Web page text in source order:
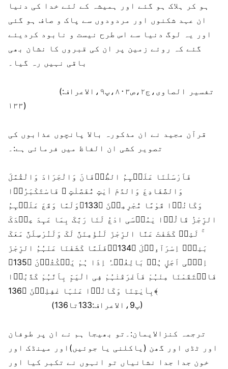
ہو کر ہلاک ہو گئے اور ہمیشہ کے لئے خدا کی دنیا
ان عہد شکنوں اور مردودوں سے پاک و صاف ہو گئی
اور یہ لوگ دنیا سے اس طرح نیست و نابود کردیئے
گئے کہ روئے زمین پر ان کی قبروں کا نشان بھی
باقی نہیں رہ گیا۔
(تفسیر الصاوی،ج۲،ص۸۰۳،پ۹،الاعراف:
۱۳۳)
قرآن مجید نے ان مذکورہ بالا پانچوں عذابوں کی
تصویر کشی ان الفاظ میں فرمائی ہے:۔
فَاَرْسَلْنَا عَلَیۡہِمُ الطُّوۡفَانَ وَالْجَرَادَ وَالْقُمَّلَ
وَالضَّفَادِعَ وَالدَّمَ اٰیٰتٍ مُّفَصَّلٰتٍ ۟ فَاسْتَکْبَرُوۡا
وَکَانُوۡا قَوْمًا مُّجْرِمِیۡنَ ﴿133﴾وَلَمَّا وَقَعَ عَلَیۡہِمُ
الرِّجْزُ قَالُوۡا یٰمُوۡسَی ادْعُ لَنَا رَبَّکَ بِمَا عَہِدَ عِنۡدَکَ
ۚ لَئِنۡ کَشَفْتَ عَنَّا الرِّجْزَ لَنُؤْمِنَنَّ لَکَ وَلَنُرْسِلَنَّ مَعَکَ
بَنِیۡۤ اِسْرَآءِیۡلَ ﴿134﴾ۚفَلَمَّا کَشَفْنَا عَنْہُمُ الرِّجْزَ
اِلٰۤی اَجَلٍ ہُمۡ بَالِغُوۡہُ اِذَا ہُمْ یَنۡکُثُوۡنَ ﴿135﴾
فَانۡتَقَمْنَا مِنْہُمْ فَاَغْرَقْنٰہُمْ فِی الْیَمِّ بِاَنَّہُمْ کَذَّبُوۡا
بِاٰیٰتِنَا وَکَانُوۡا عَنْہَا غٰفِلِیۡنَ ﴿136﴾
(پ9،الاعراف:133تا136)
ترجمہ کنزالایمان:۔تو بھیجا ہم نے ان پر طوفان
اور ٹڈی اور گھن (یاکلنی یا جوئیں)اور مینڈک اور
خون جدا جدا نشانیاں تو انہوں نے تکبر کیا اور